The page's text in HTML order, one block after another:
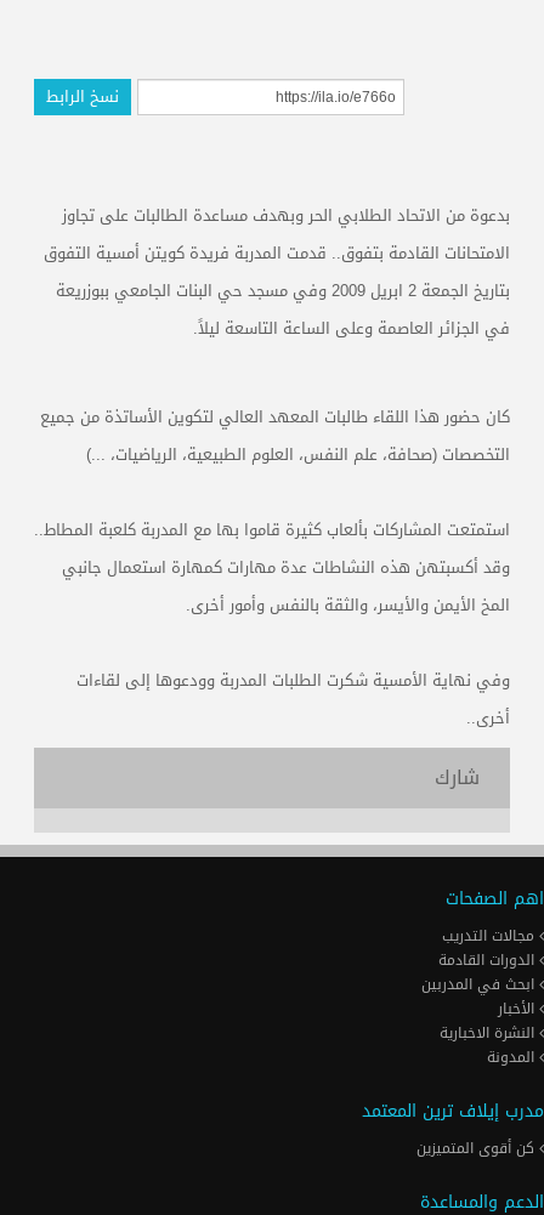
نسخ الرابط
بدعوة من الاتحاد الطلابي الحر وبهدف مساعدة الطالبات على تجاوز
الامتحانات القادمة بتفوق.. قدمت المدربة فريدة كويتن أمسية التفوق
بتاريخ الجمعة 2 ابريل 2009 وفي مسجد حي البنات الجامعي ببوزريعة
في الجزائر العاصمة وعلى الساعة التاسعة ليلاً.
كان حضور هذا اللقاء طالبات المعهد العالي لتكوين الأساتذة من جميع
التخصصات (صحافة، علم النفس، العلوم الطبيعية، الرياضيات، ...)
استمتعت المشاركات بألعاب كثيرة قاموا بها مع المدربة كلعبة المطاط..
وقد أكسبتهن هذه النشاطات عدة مهارات كمهارة استعمال جانبي
المخ الأيمن والأيسر، والثقة بالنفس وأمور أخرى.
وفي نهاية الأمسية شكرت الطلبات المدربة وودعوها إلى لقاءات
أخرى..
شارك
اهم الصفحات
مجالات التدريب
الدورات القادمة
ابحث في المدربين
الأخبار
النشرة الاخبارية
المدونة
مدرب إيلاف ترين المعتمد
كن أقوى المتميزين
الدعم والمساعدة